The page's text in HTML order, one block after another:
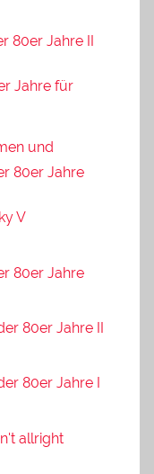
80er Jahre II
Jahre für
und
80er Jahre
V
80er Jahre
80er Jahre II
80er Jahre I
allright